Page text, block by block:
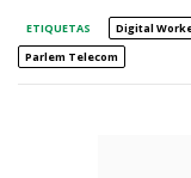
ETIQUETAS Digital
Parlem Telecom